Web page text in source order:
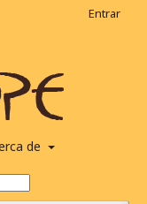
de
Entrar